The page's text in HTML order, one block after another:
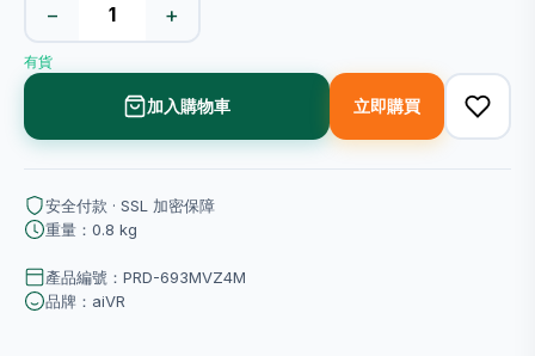
− +
有貨
加入購物車 立即購買
安全付款 · SSL 加密保障
重量：0.8 kg
產品編號：PRD-693MVZ4M
品牌：aiVR